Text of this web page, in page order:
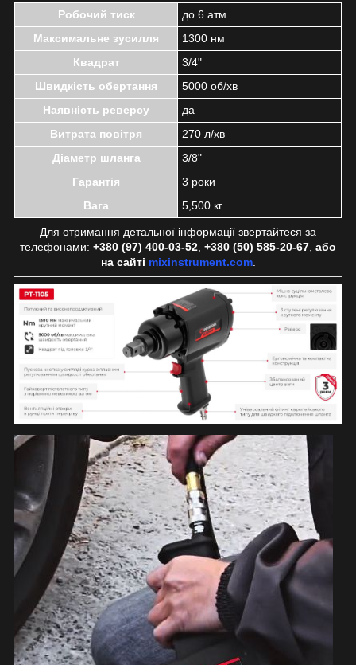
Робочий тиск
до 6 атм.
Максимальне зусилля
1300 нм
Квадрат
3/4"
Швидкість обертання
5000 об/хв
Наявність реверсу
да
Витрата повітря
270 л/хв
Діаметр шланга
3/8"
Гарантія
3 роки
Вага
5,500 кг
Для отримання детальної інформації звертайтеся за
телефонами: +380 (97) 400-03-52 +380 (50) 585-20-67 або
на сайті mixinstrument.com.